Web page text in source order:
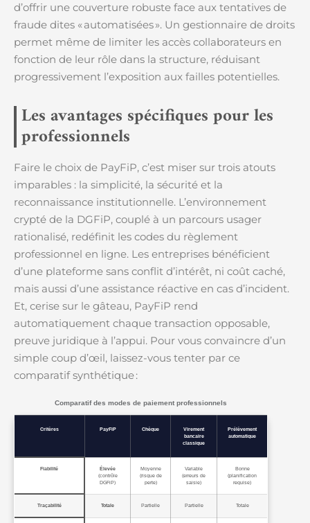
d’offrir une couverture robuste face aux tentatives de
fraude dites « automatisées ». Un gestionnaire de droits
permet même de limiter les accès collaborateurs en
fonction de leur rôle dans la structure, réduisant
progressivement l’exposition aux failles potentielles.
Les avantages spécifiques pour les
professionnels
Faire le choix de PayFiP, c’est miser sur trois atouts
imparables : la simplicité, la sécurité et la
reconnaissance institutionnelle. L’environnement
crypté de la DGFiP, couplé à un parcours usager
rationalisé, redéfinit les codes du règlement
professionnel en ligne. Les entreprises bénéficient
d’une plateforme sans conflit d’intérêt, ni coût caché,
mais aussi d’une assistance réactive en cas d’incident.
Et, cerise sur le gâteau, PayFiP rend
automatiquement chaque transaction opposable,
preuve juridique à l’appui. Pour vous convaincre d’un
simple coup d’œil, laissez-vous tenter par ce
comparatif synthétique :
Comparatif des modes de paiement professionnels
Critères PayFiP Chèque
Virement
bancaire
classique
Prélèvement
automatique
Fiabilité
Élevée
(contrôle
DGFiP)
Moyenne
(risque de
perte)
Variable
(erreurs de
saisie)
Bonne
(planification
requise)
Traçabilité Totale Partielle Partielle Totale